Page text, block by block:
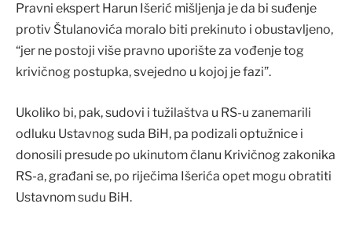
Pravni ekspert Harun Išerić mišljenja je da bi suđenje
protiv Štulanovića moralo biti prekinuto i obustavljeno,
“jer ne postoji više pravno uporište za vođenje tog
krivičnog postupka, svejedno u kojoj je fazi”.
Ukoliko bi, pak, sudovi i tužilaštva u RS-u zanemarili
odluku Ustavnog suda BiH, pa podizali optužnice i
donosili presude po ukinutom članu Krivičnog zakonika
RS-a, građani se, po riječima Išerića opet mogu obratiti
Ustavnom sudu BiH.